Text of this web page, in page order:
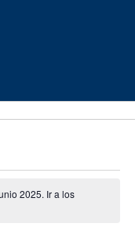
2025. Ir a los